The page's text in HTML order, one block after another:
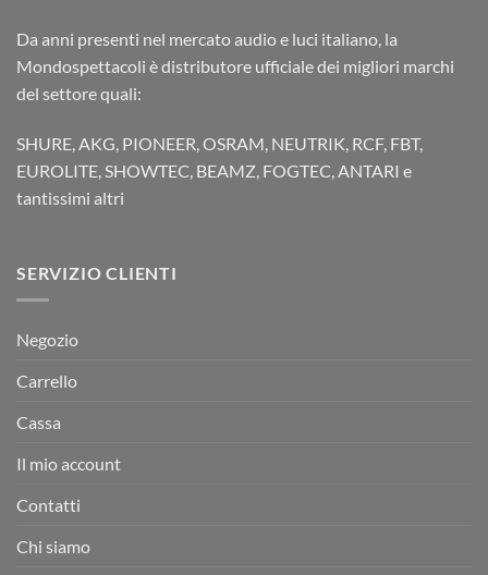
Da anni presenti nel mercato audio e luci italiano, la
Mondospettacoli è distributore ufficiale dei migliori marchi
del settore quali:
SHURE, AKG, PIONEER, OSRAM, NEUTRIK, RCF, FBT,
EUROLITE, SHOWTEC, BEAMZ, FOGTEC, ANTARI e
tantissimi altri
SERVIZIO CLIENTI
Negozio
Carrello
Cassa
Il mio account
Contatti
Chi siamo